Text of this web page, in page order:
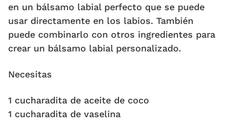
en un bálsamo labial perfecto que se puede
usar directamente en los labios. También
puede combinarlo con otros ingredientes para
crear un bálsamo labial personalizado.
Necesitas
1 cucharadita de aceite de coco
1 cucharadita de vaselina